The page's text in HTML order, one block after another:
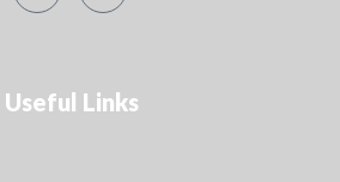
Useful Links